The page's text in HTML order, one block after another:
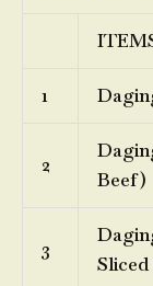
1
2
Beef)
3